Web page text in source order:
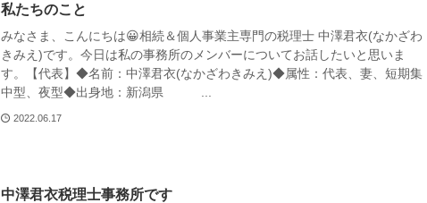
私たちのこと
みなさま、こんにちは😀相続＆個人事業主専門の税理士 中澤君衣(なかざわ
きみえ)です。今日は私の事務所のメンバーについてお話したいと思いま
す。【代表】◆名前：中澤君衣(なかざわきみえ)◆属性：代表、妻、短期集
中型、夜型◆出身地：新潟県 ...
2022.06.17
中澤君衣税理士事務所です